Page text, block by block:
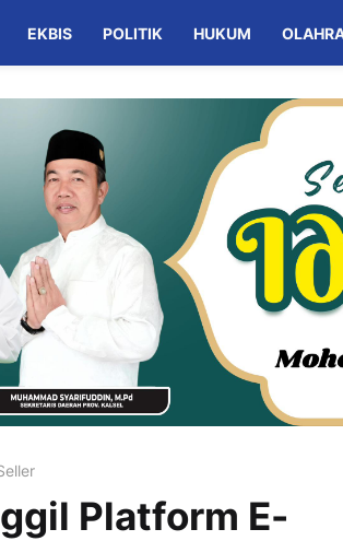
EKBIS POLITIK HUKUM
Platform E-